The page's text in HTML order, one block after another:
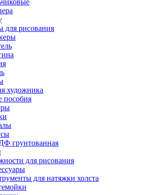
для рисования
художника
пособия
грунтованная
для рисования
для натяжки холста